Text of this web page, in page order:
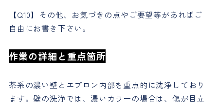
【Q10】その他、お気づきの点やご要望等があればご
自由にお書き下さい。
作業の詳細と重点箇所
茶系の濃い壁とエプロン内部を重点的に洗浄しており
ます。壁の洗浄では、濃いカラーの場合は、傷が目立